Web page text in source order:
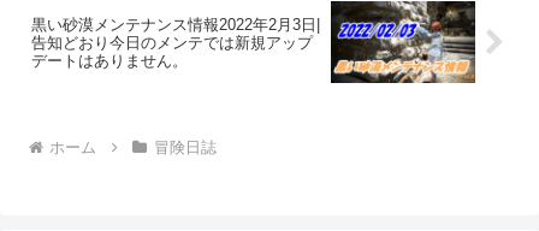
黒い砂漠メンテナンス情報2022年2月3日|
告知どおり今日のメンテでは新規アップ
デートはありません。
ホーム 冒険日誌